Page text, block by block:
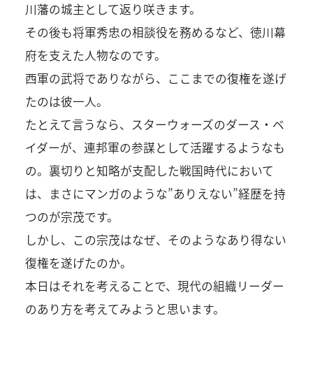
川藩の城主として返り咲きます。
その後も将軍秀忠の相談役を務めるなど、徳川幕
府を支えた人物なのです。
西軍の武将でありながら、ここまでの復権を遂げ
たのは彼一人。
たとえて言うなら、スターウォーズのダース・ベ
イダーが、連邦軍の参謀として活躍するようなも
の。裏切りと知略が支配した戦国時代において
は、まさにマンガのような”ありえない”経歴を持
つのが宗茂です。
しかし、この宗茂はなぜ、そのようなあり得ない
復権を遂げたのか。
本日はそれを考えることで、現代の組織リーダー
のあり方を考えてみようと思います。